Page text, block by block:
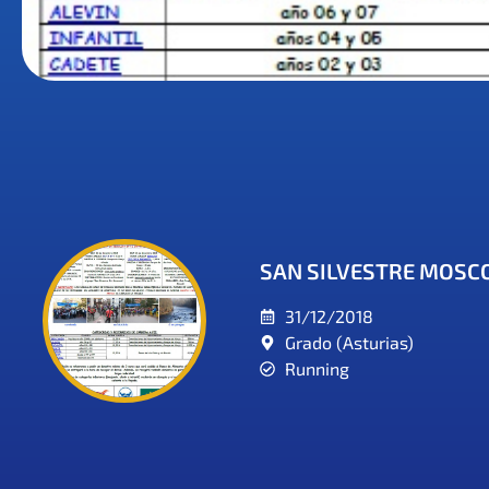
SAN SILVESTRE
31/12/2018
Grado (Asturias)
Running